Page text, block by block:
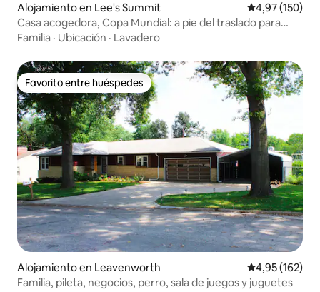
Alojamiento en Lee's Summit Calificación
4,97 (150)
Casa acogedora, Copa Mundial: a pie del traslado para
fanáticos de la FIFA
Familia · Ubicación · Lavadero
Favorito entre huéspedes
Favorito entre huéspedes
Alojamiento en Leavenworth Calificación
4,95 (162)
Familia, pileta, negocios, perro, sala de juegos y juguetes